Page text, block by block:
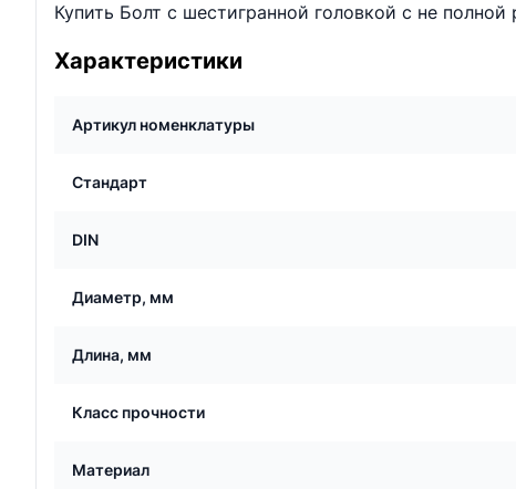
Купить Болт с шестигранной головкой с не
Характеристики
Артикул номенклатуры
Стандарт
DIN
Диаметр, мм
Длина, мм
Класс прочности
Материал